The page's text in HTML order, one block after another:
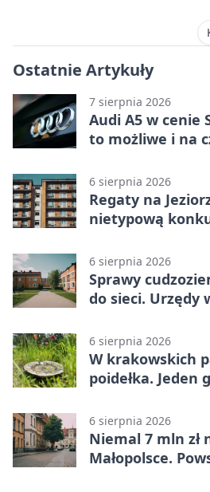
Ostatnie Artykuły
7 sierpnia 2026
Audi A5 w cenie
to możliwe i na
6 sierpnia 2026
Regaty na
nietypową
6 sierpnia 2026
Sprawy
do sieci. Urzędy
6 sierpnia 2026
W krakowskich
poidełka. Jeden
6 sierpnia 2026
Niemal 7 mln zł
Małopolsce.